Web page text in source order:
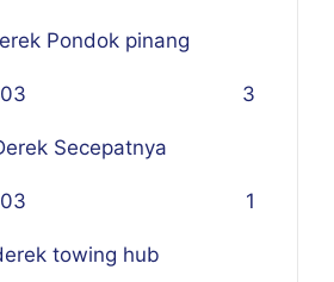
Pondok pinang
3
Secepatnya
1
towing hub